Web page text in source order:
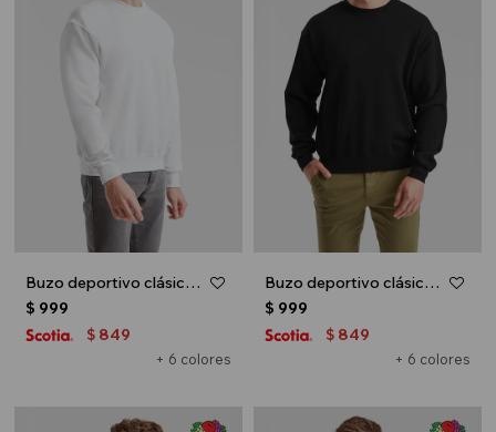
Buzo deportivo clásico escote redondo - UNISEX - Blanco
+ 6 colores
$ 999
$ 849
Buzo deportivo clásico escote redondo - UNISEX - Negro
+ 6 colores
$ 999
$ 849